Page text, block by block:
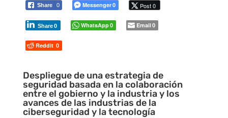
Share 0 Messenger0 Post 0
Share0 WhatsApp0 Email0
Reddit 0
Despliegue de una estrategia de
seguridad basada en la colaboración
entre el gobierno y la industria y los
avances de las industrias de la
ciberseguridad y la tecnología